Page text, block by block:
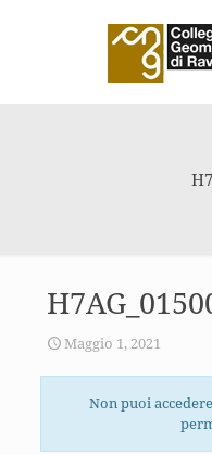
Maggio 1, 2021
Non puoi